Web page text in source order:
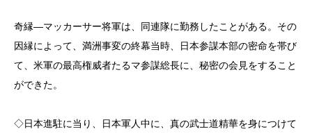
奇縁―マッカーサー将軍は、同連隊に勤務したことがある。その
因縁によって、満洲事変の終幕当時、日本参謀本部の密命を帯び
て、米軍の最高権威者たるマ参謀総長に、秘密の会見をすること
ができた。
◇日本進駐に当り、日本軍人中に、真の武士道精華を身につけて